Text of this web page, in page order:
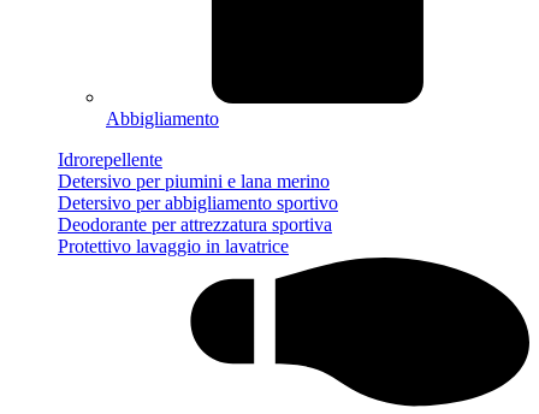
Abbigliamento
Idrorepellente
Detersivo per piumini e lana merino
Detersivo per abbigliamento sportivo
Deodorante per attrezzatura sportiva
Protettivo lavaggio in lavatrice